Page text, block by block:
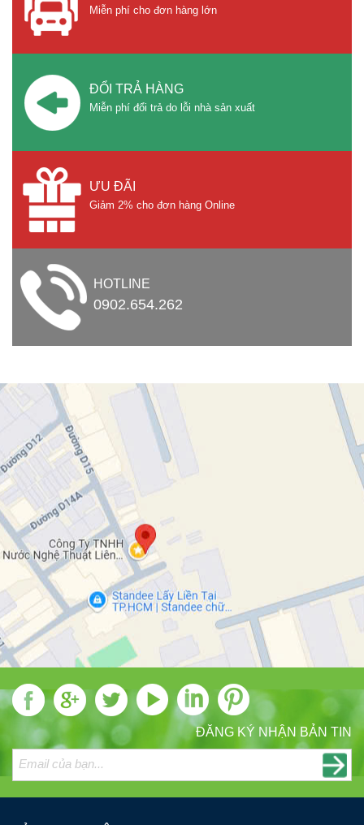
Miễn phí cho đơn hàng lớn
ĐỔI TRẢ HÀNG
Miễn phí đổi trả do lỗi nhà sản xuất
ƯU ĐÃI
Giảm 2% cho đơn hàng Online
HOTLINE
0902.654.262
ĐĂNG KÝ NHẬN BẢN TIN